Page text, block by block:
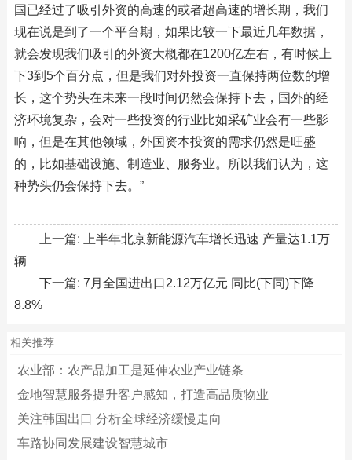
国已经过了吸引外资的高速的或者超高速的增长期，我们
现在说是到了一个平台期，如果比较一下最近几年数据，
就会发现我们吸引的外资大概都在1200亿左右，有时候上
下3到5个百分点，但是我们对外投资一直保持两位数的增
长，这个势头在未来一段时间仍然会保持下去，国外的经
济环境复杂，会对一些投资的行业比如采矿业会有一些影
响，但是在其他领域，外国资本投资的需求仍然是旺盛
的，比如基础设施、制造业、服务业。所以我们认为，这
种势头仍会保持下去。”
上一篇:
上半年北京新能源汽车增长迅速 产量达1.1万
辆
下一篇: 7月全国进出口2.12万亿元 同比(下同)下降
8.8%
相关推荐
农业部：农产品加工是延伸农业产业链条
金地智慧服务提升客户感知，打造高品质物业
关注韩国出口 分析全球经济缓慢走向
车路协同发展建设智慧城市